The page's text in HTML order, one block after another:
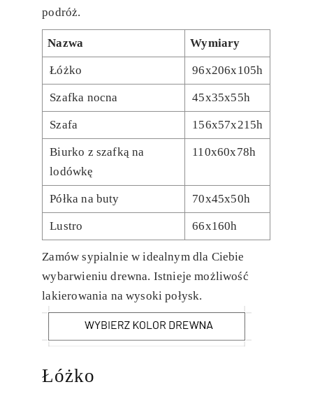
podróż.
Nazwa Wymiary
Łóżko 96x206x105h
Szafka nocna 45x35x55h
Szafa 156x57x215h
Biurko z szafką na
lodówkę
110x60x78h
Półka na buty 70x45x50h
Lustro 66x160h
Zamów sypialnie w idealnym dla Ciebie
wybarwieniu drewna. Istnieje możliwość
lakierowania na wysoki połysk.
Łóżko